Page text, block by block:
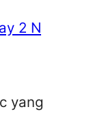
2 N
yang